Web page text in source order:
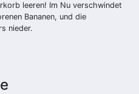
leeren! Im Nu verschwindet
Bananen, und die
nieder.